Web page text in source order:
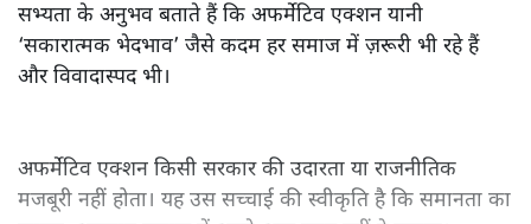
सभ्यता के अनुभव बताते हैं कि अफर्मेटिव एक्शन यानी
‘सकारात्मक भेदभाव’ जैसे कदम हर समाज में ज़रूरी भी रहे हैं
और विवादास्पद भी।
अफर्मेटिव एक्शन किसी सरकार की उदारता या राजनीतिक
मजबूरी नहीं होता। यह उस सच्चाई की स्वीकृति है कि समानता का